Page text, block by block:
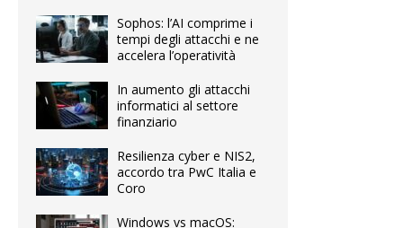
Sophos: l’AI comprime i
tempi degli attacchi e ne
accelera l’operatività
In aumento gli attacchi
informatici al settore
finanziario
Resilienza cyber e NIS2,
accordo tra PwC Italia e
Coro
Windows vs macOS: